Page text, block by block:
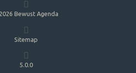
Bewust Agenda
Sitemap
5.0.0